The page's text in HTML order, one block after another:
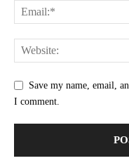
Save my name, email,
I comment.